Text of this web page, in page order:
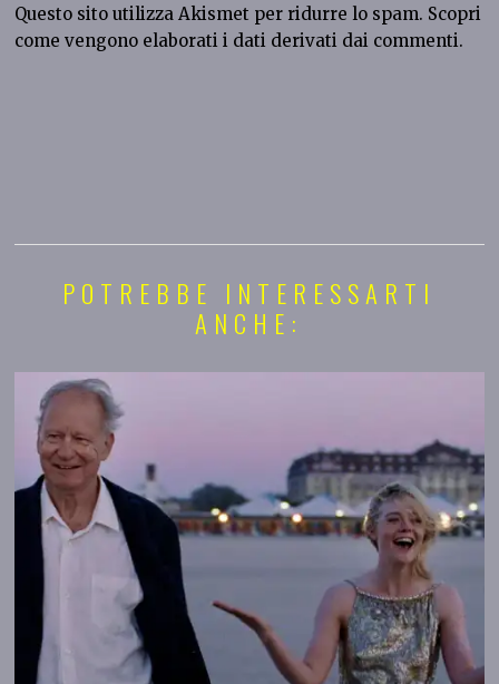
Questo sito utilizza Akismet per ridurre lo spam. Scopri
come vengono elaborati i dati derivati dai commenti.
POTREBBE INTERESSARTI
ANCHE: